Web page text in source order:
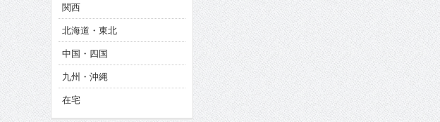
関西
北海道・東北
中国・四国
九州・沖縄
在宅